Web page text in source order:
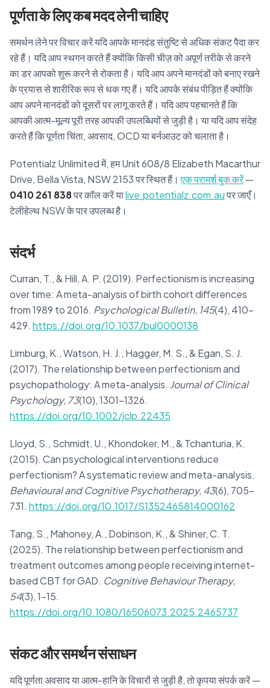
पूर्णता के लिए कब मदद लेनी चाहिए
समर्थन लेने पर विचार करें यदि आपके मानदंड संतुष्टि से अधिक संकट पैदा कर
रहे हैं। यदि आप स्थगन करते हैं क्योंकि किसी चीज़ को अपूर्ण तरीके से करने
का डर आपको शुरू करने से रोकता है। यदि आप अपने मानदंडों को बनाए रखने
के प्रयास से शारीरिक रूप से थक गए हैं। यदि आपके संबंध पीड़ित हैं क्योंकि
आप अपने मानदंडों को दूसरों पर लागू करते हैं। यदि आप पहचानते हैं कि
आपकी आत्म-मूल्य पूरी तरह आपकी उपलब्धियों से जुड़ी है। या यदि आप संदेह
करते हैं कि पूर्णता चिंता, अवसाद, OCD या बर्नआउट को चलाता है।
Potentialz Unlimited में, हम Unit 608/8 Elizabeth Macarthur
Drive, Bella Vista, NSW 2153 पर स्थित हैं।एक परामर्श बुक करें—
0410 261 838पर कॉल करें याlive.potentialz.com.auपर जाएँ।
टेलीहेल्थ NSW के पार उपलब्ध है।
संदर्भ
Curran, T., & Hill, A. P. (2019). Perfectionism is increasing
over time: A meta-analysis of birth cohort differences
from 1989 to 2016. Psychological Bulletin, 145(4), 410–
429. https://doi.org/10.1037/bul0000138
Limburg, K., Watson, H. J., Hagger, M. S., & Egan, S. J.
(2017). The relationship between perfectionism and
psychopathology: A meta-analysis. Journal of Clinical
Psychology, 73(10), 1301–1326.
https://doi.org/10.1002/jclp.22435
Lloyd, S., Schmidt, U., Khondoker, M., & Tchanturia, K.
(2015). Can psychological interventions reduce
perfectionism? A systematic review and meta-analysis.
Behavioural and Cognitive Psychotherapy, 43(6), 705–
731. https://doi.org/10.1017/S1352465814000162
Tang, S., Mahoney, A., Dobinson, K., & Shiner, C. T.
(2025). The relationship between perfectionism and
treatment outcomes among people receiving internet-
based CBT for GAD. Cognitive Behaviour Therapy,
54(3), 1–15.
https://doi.org/10.1080/16506073.2025.2465737
संकट और समर्थन संसाधन
यदि पूर्णता अवसाद या आत्म-हानि के विचारों से जुड़ी है, तो कृपया संपर्क करें —